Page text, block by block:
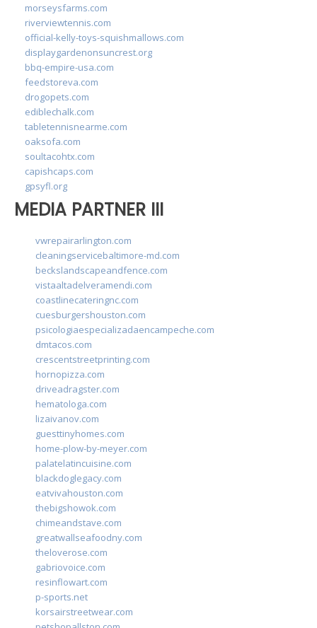
morseysfarms.com
riverviewtennis.com
official-kelly-toys-squishmallows.com
displaygardenonsuncrest.org
bbq-empire-usa.com
feedstoreva.com
drogopets.com
ediblechalk.com
tabletennisnearme.com
oaksofa.com
soultacohtx.com
capishcaps.com
gpsyfl.org
MEDIA PARTNER III
vwrepairarlington.com
cleaningservicebaltimore-md.com
beckslandscapeandfence.com
vistaaltadelveramendi.com
coastlinecateringnc.com
cuesburgershouston.com
psicologiaespecializadaencampeche.com
dmtacos.com
crescentstreetprinting.com
hornopizza.com
driveadragster.com
hematologa.com
lizaivanov.com
guesttinyhomes.com
home-plow-by-meyer.com
palatelatincuisine.com
blackdoglegacy.com
eatvivahouston.com
thebigshowok.com
chimeandstave.com
greatwallseafoodny.com
theloverose.com
gabriovoice.com
resinflowart.com
p-sports.net
korsairstreetwear.com